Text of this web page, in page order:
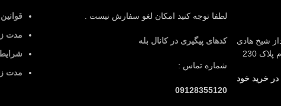
لطفا توجه کنید امکان لغو سفارش نیست .
کدهای پیگیری در کانال بله
شماره تماس :
09128355120
قوانین خرید
مدت زمان تحویل
شرایط ارسال
مدت زمان تحویل